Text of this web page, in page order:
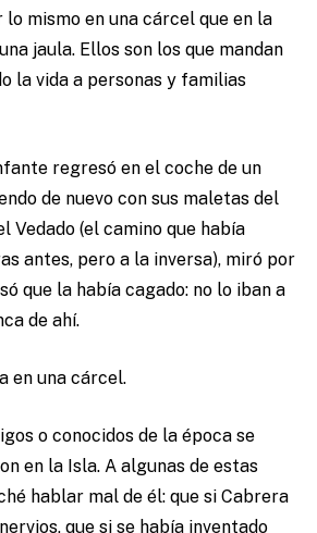
mismo en una cárcel que en la
jaula. Ellos son los que mandan
la vida a personas y familias
regresó en el coche de un
de nuevo con sus maletas del
Vedado (el camino que había
antes, pero a la inversa), miró por
que la había cagado: no lo iban a
de ahí.
en una cárcel.
o conocidos de la época se
en la Isla. A algunas de estas
hablar mal de él: que si Cabrera
que si se había inventado